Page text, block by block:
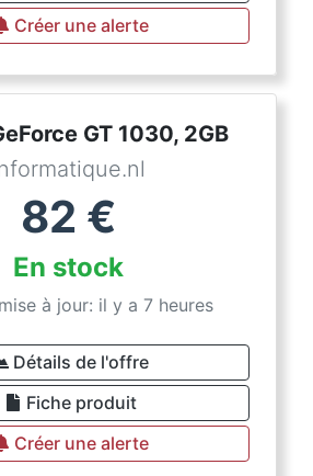
Créer une alerte
GT 1030, 2GB
82 €
En stock
à jour: il y a 7 heures
Détails de l'offre
Fiche produit
Créer une alerte